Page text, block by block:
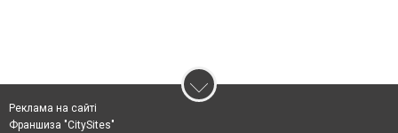
Реклама на сайті
Франшиза "CitySites"